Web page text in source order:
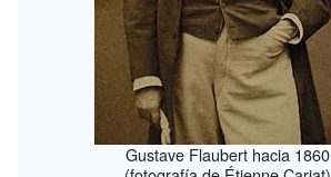
Gustave Flaubert hacia 1860